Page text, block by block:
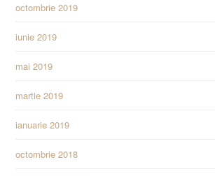
octombrie 2019
iunie 2019
mai 2019
martie 2019
ianuarie 2019
octombrie 2018